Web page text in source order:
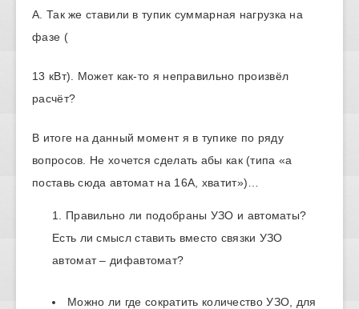
А. Так же ставили в тупик суммарная нагрузка на
фазе (
13 кВт). Может как-то я неправильно произвёл
расчёт?
В итоге на данный момент я в тупике по ряду
вопросов. Не хочется сделать абы как (типа «а
поставь сюда автомат на 16А, хватит»)…
Правильно ли подобраны УЗО и автоматы?
Есть ли смысл ставить вместо связки УЗО
автомат – дифавтомат?
Можно ли где сократить количество УЗО, для